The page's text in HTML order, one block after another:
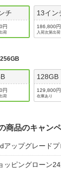
チ
円
荷
13イン
186,800円
入荷次第出荷
256GB
円
荷
128GB
129,800円
在庫あり
商品のキャン
アップグレード
ッピングローン